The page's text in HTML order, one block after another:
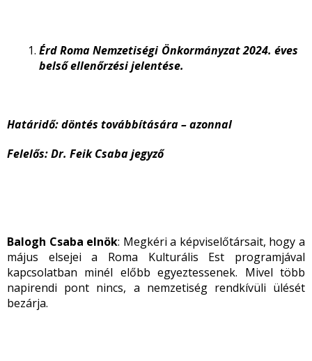
Érd Roma Nemzetiségi Önkormányzat 2024. éves
belső ellenőrzési jelentése.
Határidő: döntés továbbítására – azonnal
Felelős: Dr. Feik Csaba jegyző
Balogh Csaba elnök: Megkéri a képviselőtársait, hogy a
május elsejei a Roma Kulturális Est programjával
kapcsolatban minél előbb egyeztessenek. Mivel több
napirendi pont nincs, a nemzetiség rendkívüli ülését
bezárja.